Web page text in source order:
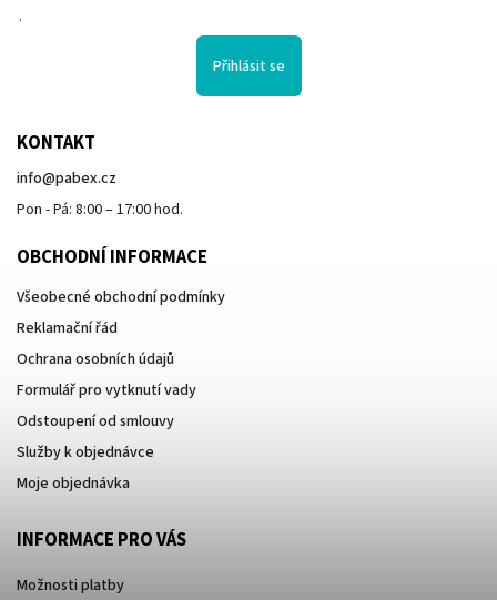
.
Přihlásit se
KONTAKT
info@pabex.cz
Pon - Pá: 8:00 – 17:00 hod.
OBCHODNÍ INFORMACE
Všeobecné obchodní podmínky
Reklamační řád
Ochrana osobních údajů
Formulář pro vytknutí vady
Odstoupení od smlouvy
Služby k objednávce
Moje objednávka
INFORMACE PRO VÁS
Možnosti platby